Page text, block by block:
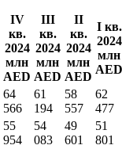
IV
кв.
2024
млн
AED
III
кв.
2024
млн
AED
II
кв.
2024
млн
AED
I кв.
2024
млн
AED
64
566
61
194
58
557
62
477
55
954
54
083
49
601
51
801